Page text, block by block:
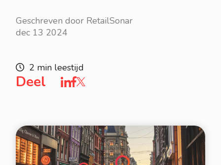
Geschreven door RetailSonar
dec 13 2024
2 min leestijd
Deel